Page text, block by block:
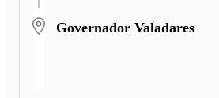
Governador Valadares